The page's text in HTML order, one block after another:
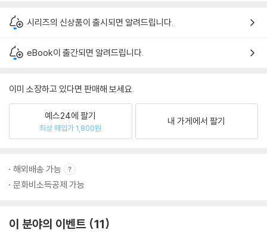
시리즈의 신상품이 출시되면 알려드립니다.
eBook이 출간되면 알려드립니다.
이미 소장하고 있다면 판매해 보세요.
예스24에 팔기
최상 매입가 1,800원
내 가게에서 팔기
해외배송 가능
문화비소득공제 가능
이 분야의 이벤트 11